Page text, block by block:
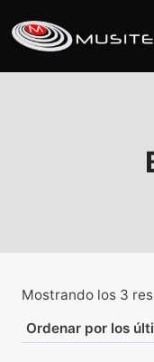
Mostrando los 3